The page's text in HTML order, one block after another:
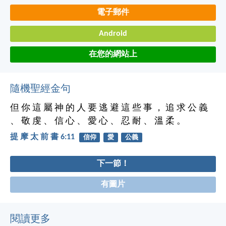
電子郵件
Android
在您的網站上
隨機聖經金句
但 你 這 屬 神 的 人 要 逃 避 這 些 事 ， 追 求 公 義
、 敬 虔 、 信 心 、 愛 心 、 忍 耐 、 溫 柔 。
提 摩 太 前 書 6:11 信仰 愛 公義
下一節！
有圖片
閱讀更多